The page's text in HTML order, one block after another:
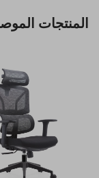
المنتجات